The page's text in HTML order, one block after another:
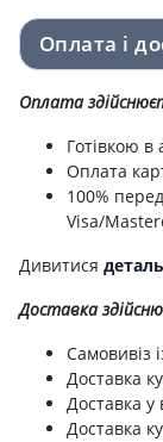
Оплата і
Оплата
Готівкою в
Оплата
100%
Visa/
Дивитися
Доставка
Самовивіз
Доставка
Доставка у
Доставка